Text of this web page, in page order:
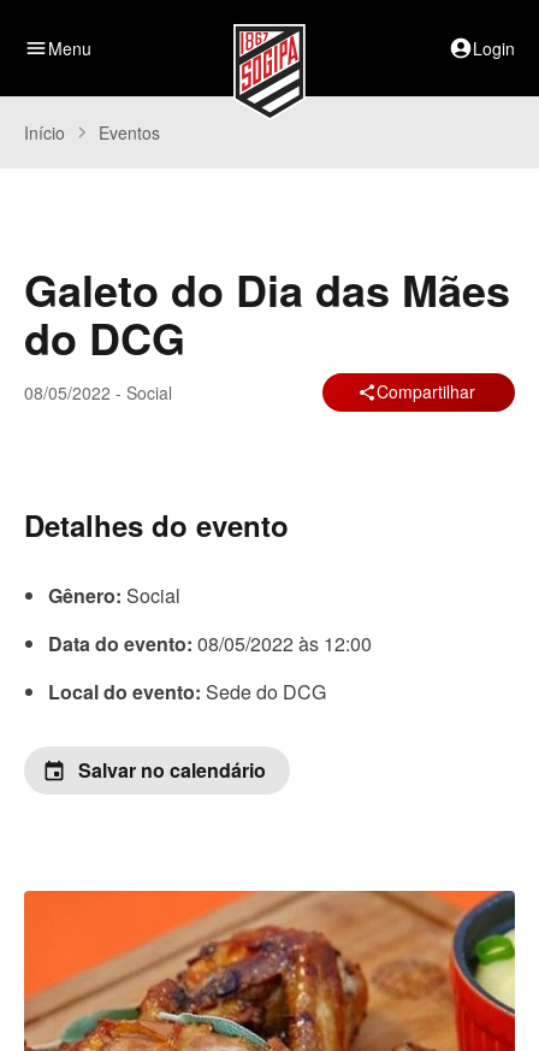
menuMenu account_circleLogin
Início chevron_right Eventos
Galeto do Dia das Mães
do DCG
08/05/2022 - Social shareCompartilhar
Detalhes do evento
Gênero: Social
Data do evento: 08/05/2022 às 12:00
Local do evento: Sede do DCG
event Salvar no calendário